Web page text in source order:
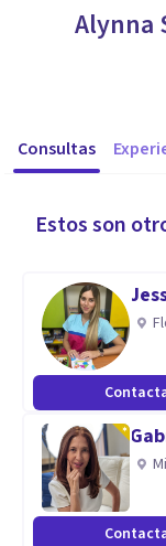
Alynna
Consultas
Estos son